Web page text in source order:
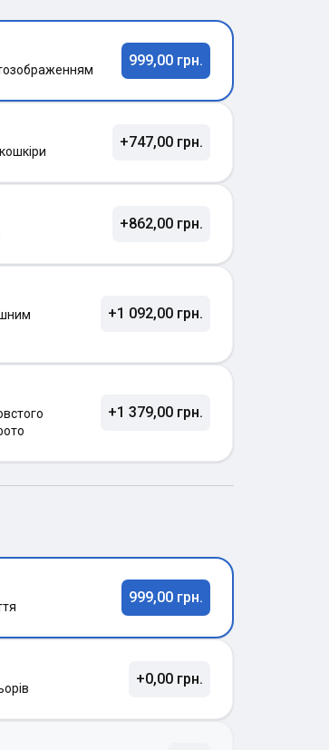
999,00 грн.
+747,00 грн.
+862,00 грн.
+1 092,00 грн.
+1 379,00 грн.
999,00 грн.
+0,00 грн.